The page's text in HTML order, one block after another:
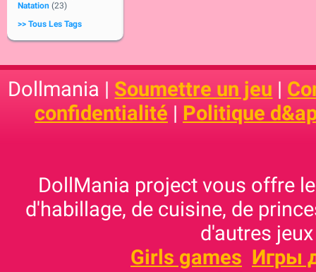
Natation (23)
>> Tous Les Tags
Dollmania | Soumettre un jeu |
confidentialité | Politique
DollMania project vous offre
d'habillage, de cuisine, de
d'autres
Girls games Игры